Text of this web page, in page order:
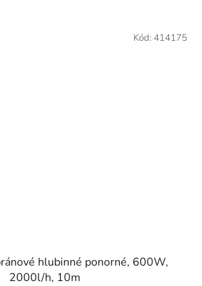
hlubinné ponorné, 600W,
2000l/h, 10m
Kód: 414175